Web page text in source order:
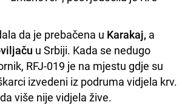
da je prebačena u Karakaj, a
u Srbiji. Kada se nedugo
RFJ-019 je na mjestu gdje su
izvedeni iz podruma vidjela krv.
više nije vidjela žive.